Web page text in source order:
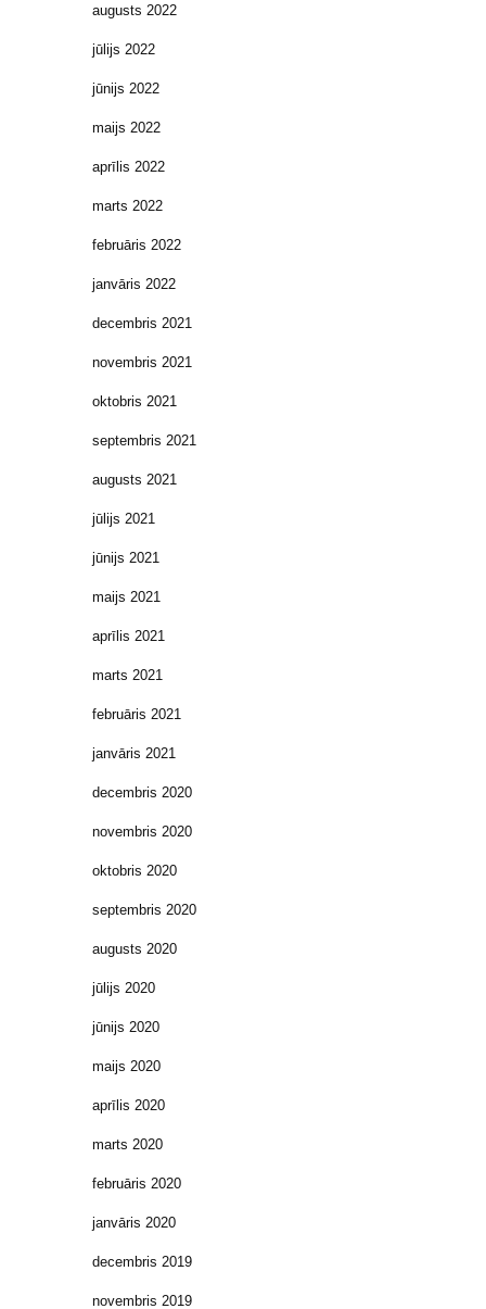
augusts 2022
jūlijs 2022
jūnijs 2022
maijs 2022
aprīlis 2022
marts 2022
februāris 2022
janvāris 2022
decembris 2021
novembris 2021
oktobris 2021
septembris 2021
augusts 2021
jūlijs 2021
jūnijs 2021
maijs 2021
aprīlis 2021
marts 2021
februāris 2021
janvāris 2021
decembris 2020
novembris 2020
oktobris 2020
septembris 2020
augusts 2020
jūlijs 2020
jūnijs 2020
maijs 2020
aprīlis 2020
marts 2020
februāris 2020
janvāris 2020
decembris 2019
novembris 2019